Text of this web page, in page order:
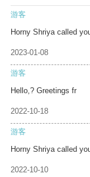
游客
Horny Shriya called
2023-01-08
游客
Hello,? Greetings fr
2022-10-18
游客
Horny Shriya called
2022-10-10